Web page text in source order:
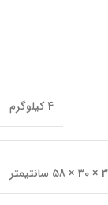
4 کیلوگرم